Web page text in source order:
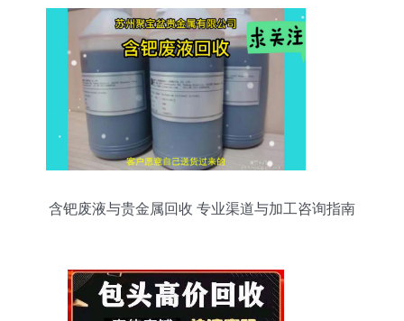
含钯废液与贵金属回收 专业渠道与加工咨询指南